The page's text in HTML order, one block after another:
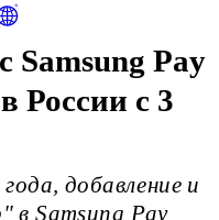
Samsung Pay
России с 3
добавление и
в Samsung Pay